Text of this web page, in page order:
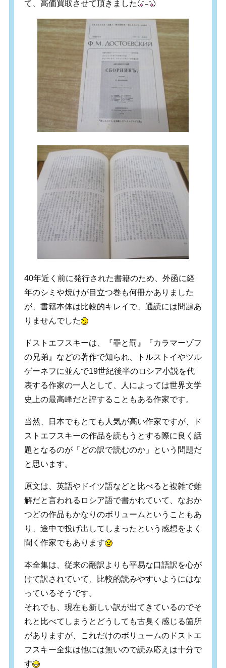
て、高価買取させて頂きました
40年近く前に発行された書籍のため、外函に経
年のシミや焼けが目立つ巻も何冊かありました
が、書籍本体は比較的キレイで、通読には問題あ
りませんでした
ドストエフスキーは、『罪と罰』『カラマーゾフ
の兄弟』などの著作で知られ、トルストイやツル
ゲーネフに並んで19世紀後半のロシア小説を代
表する作家の一人として、人によっては世界文学
史上の最高峰だと評することもある作家です。
当然、日本でもとても人気が高い作家ですが、ド
ストエフスキーの作品を読もうとする際に良く話
題となるのが「どの訳で読むのか」という問題だ
と思います。
原文は、英語やドイツ語などと比べると複雑で難
解だと言われるロシア語で書かれていて、なおか
つどの作品もかなりのボリュームということもあ
り、途中で投げ出してしまったという感想をよく
聞く作家でもあります
本全集は、従来の翻訳よりも平易な口語訳を心が
けて訳されていて、比較的読みやすいようにはな
っているそうです。
それでも、現在も新しい訳が出てきているのでそ
れと比べてしまうとどうしても古臭く感じる箇所
がありますが、これだけのボリュームのドストエ
フスキー全集は他には無いので読み応えは十分で
す